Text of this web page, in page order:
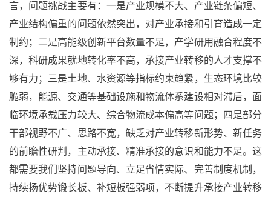
言，问题挑战主要有：一是产业规模不大、产业链条偏短、
产业结构偏重的问题依然突出，对产业承接和引育造成一定
制约；二是高能级创新平台数量不足，产学研用融合程度不
深，科研成果就地转化率不高，承接产业转移的人才支撑不
够有力；三是土地、水资源等指标约束趋紧，生态环境比较
脆弱，能源、交通等基础设施和物流体系建设相对滞后，面
临环境承载压力较大、综合物流成本偏高等问题；四是部分
干部视野不广、思路不宽，缺乏对产业转移新形势、新任务
的前瞻性研判，主动承接、精准承接的意识和能力不足。这
都需要我们坚持问题导向、立足省情实际、完善制度机制，
持续扬优势锻长板、补短板强弱项，不断提升承接产业转移